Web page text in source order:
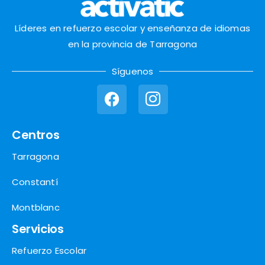
Líderes en refuerzo escolar y enseñanza de idiomas
en la provincia de Tarragona
Síguenos
Centros
Tarragona
Constantí
Montblanc
Servicios
Refuerzo Escolar